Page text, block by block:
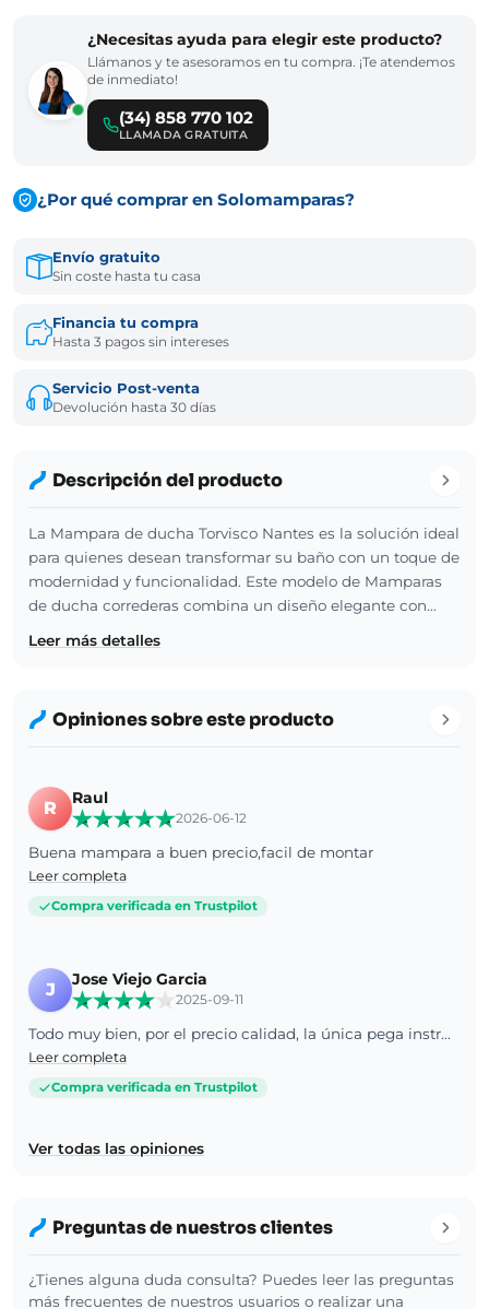
¿Necesitas ayuda para elegir este producto?
Llámanos y te asesoramos en tu compra. ¡Te atendemos
de inmediato!
(34) 858 770 102
LLAMADA GRATUITA
¿Por qué comprar en Solomamparas?
Envío gratuito
Sin coste hasta tu casa
Financia tu compra
Hasta 3 pagos sin intereses
Servicio Post-venta
Devolución hasta 30 días
Descripción del producto
La Mampara de ducha Torvisco Nantes es la solución ideal
para quienes desean transformar su baño con un toque de
modernidad y funcionalidad. Este modelo de Mamparas
de ducha correderas combina un diseño elegante con…
Leer más detalles
Opiniones sobre este producto
R
Raul
2026-06-12
Buena mampara a buen precio,facil de montar
Leer completa
Compra verificada en Trustpilot
J
Jose Viejo Garcia
2025-09-11
Todo muy bien, por el precio calidad, la única pega instrucciones de montaje poco claras si no tienes mucha experiencia en montaje lo pasas mal , pero en general todo correcto
Leer completa
Compra verificada en Trustpilot
Ver todas las opiniones
Preguntas de nuestros clientes
¿Tienes alguna duda consulta? Puedes leer las preguntas
más frecuentes de nuestros usuarios o realizar una